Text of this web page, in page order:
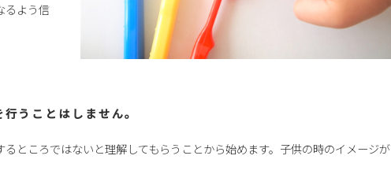
るよう信
うことはしません。
ところではないと理解してもらうことから始めます。子供の時のイメージが